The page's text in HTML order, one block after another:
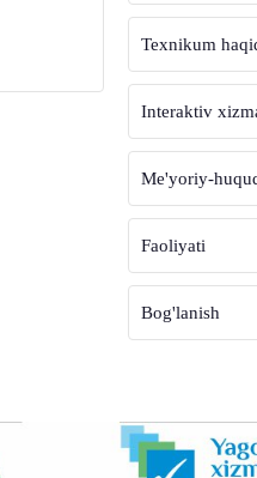
Texnikum
Interaktiv
Me'yoriy-
Faoliyati
Bog'lanish